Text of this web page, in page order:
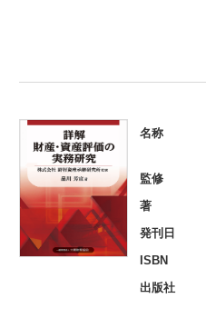
名称
監修
著
発刊日
ISBN
出版社